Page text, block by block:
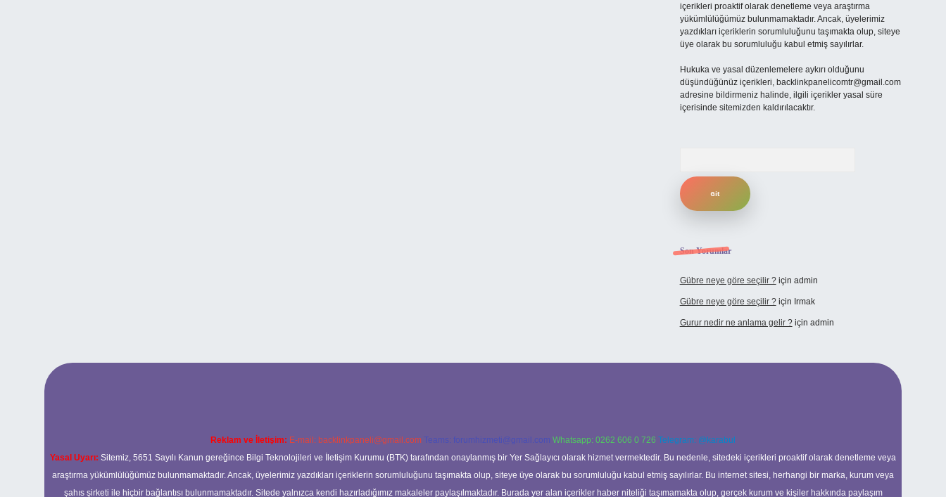
içerikleri proaktif olarak denetleme veya araştırma
yükümlülüğümüz bulunmamaktadır. Ancak, üyelerimiz
yazdıkları içeriklerin sorumluluğunu taşımakta olup, siteye
üye olarak bu sorumluluğu kabul etmiş sayılırlar.
Hukuka ve yasal düzenlemelere aykırı olduğunu
düşündüğünüz içerikleri, backlinkpanelicomtr@gmail.com
adresine bildirmeniz halinde, ilgili içerikler yasal süre
içerisinde sitemizden kaldırılacaktır.
Son Yorumlar
Gübre neye göre seçilir ?için admin
Gübre neye göre seçilir ?için Irmak
Gurur nedir ne anlama gelir ?için admin
Reklam ve İletişim: E-mail: backlinkpaneli@gmail.com Teams: forumhizmeti@gmail.com Whatsapp: 0262 606 0 726 Telegram: @karabul
Yasal Uyarı: Sitemiz, 5651 Sayılı Kanun gereğince Bilgi Teknolojileri ve İletişim Kurumu (BTK) tarafından onaylanmış bir Yer Sağlayıcı olarak hizmet vermektedir. Bu nedenle, sitedeki içerikleri proaktif olarak denetleme veya
araştırma yükümlülüğümüz bulunmamaktadır. Ancak, üyelerimiz yazdıkları içeriklerin sorumluluğunu taşımakta olup, siteye üye olarak bu sorumluluğu kabul etmiş sayılırlar. Bu internet sitesi, herhangi bir marka, kurum veya
şahıs şirketi ile hiçbir bağlantısı bulunmamaktadır. Sitede yalnızca kendi hazırladığımız makaleler paylaşılmaktadır. Burada yer alan içerikler haber niteliği taşımamakta olup, gerçek kurum ve kişiler hakkında paylaşım